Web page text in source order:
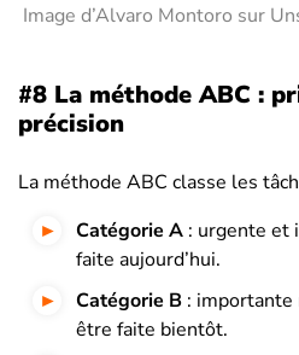
Image d’Alvaro Montoro sur
#8 La méthode ABC :
précision
La méthode ABC classe les
Catégorie A : urgente et
faite aujourd’hui.
Catégorie B : importante
être faite bientôt.